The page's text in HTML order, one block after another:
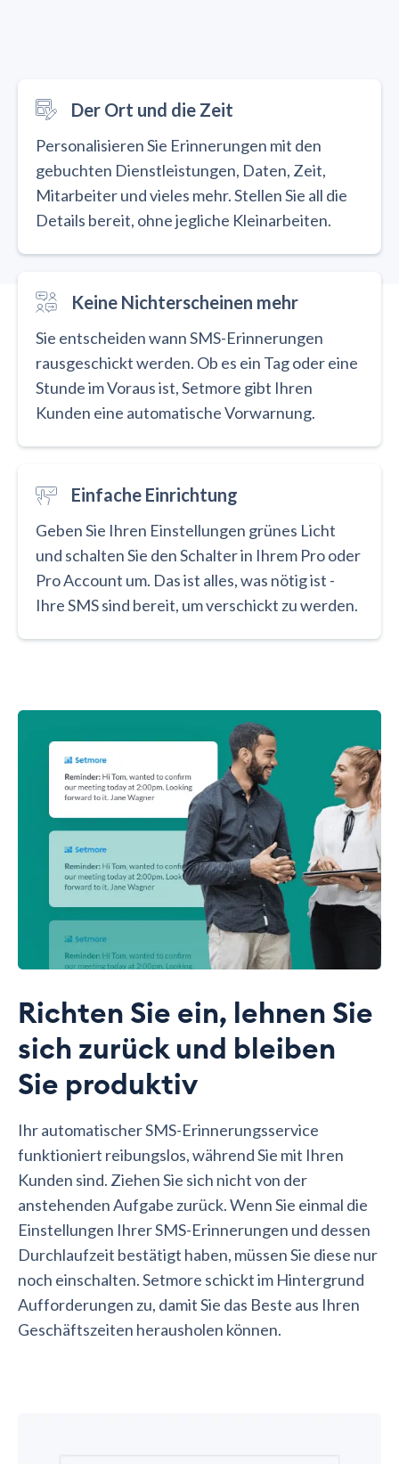
Der Ort und die Zeit
Personalisieren Sie Erinnerungen mit den
gebuchten Dienstleistungen, Daten, Zeit,
Mitarbeiter und vieles mehr. Stellen Sie all die
Details bereit, ohne jegliche Kleinarbeiten.
Keine Nichterscheinen mehr
Sie entscheiden wann SMS-Erinnerungen
rausgeschickt werden. Ob es ein Tag oder eine
Stunde im Voraus ist, Setmore gibt Ihren
Kunden eine automatische Vorwarnung.
Einfache Einrichtung
Geben Sie Ihren Einstellungen grünes Licht
und schalten Sie den Schalter in Ihrem Pro oder
Pro Account um. Das ist alles, was nötig ist -
Ihre SMS sind bereit, um verschickt zu werden.
Richten Sie ein, lehnen Sie
sich zurück und bleiben
Sie produktiv
Ihr automatischer SMS-Erinnerungsservice
funktioniert reibungslos, während Sie mit Ihren
Kunden sind. Ziehen Sie sich nicht von der
anstehenden Aufgabe zurück. Wenn Sie einmal die
Einstellungen Ihrer SMS-Erinnerungen und dessen
Durchlaufzeit bestätigt haben, müssen Sie diese nur
noch einschalten. Setmore schickt im Hintergrund
Aufforderungen zu, damit Sie das Beste aus Ihren
Geschäftszeiten herausholen können.